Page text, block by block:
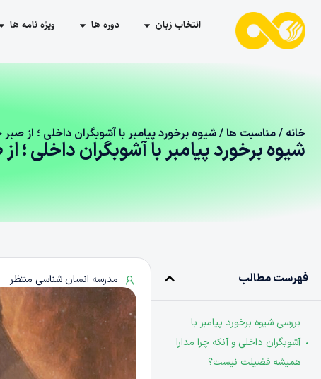
انتخاب زبان دوره ها ویژه نامه ها
خانه /مناسبت ها/ شیوه برخورد پیامبر با آشوبگران داخلی ؛ از
شیوه برخورد پیامبر با آشوبگران داخلی ؛
فهرست مطالب
بررسی شیوه برخورد پیامبر با
آشوبگران داخلی و آنکه چرا مدارا
همیشه فضیلت نیست؟
مدرسه انسان شناسی منتظر